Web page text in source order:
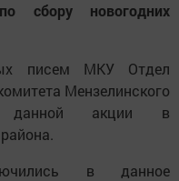
сбору новогодних
писем МКУ Отдел
Мензелинского
данной акции в
в данное